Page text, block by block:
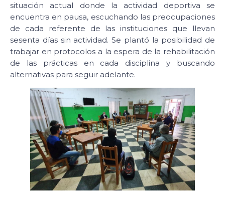
situación actual donde la actividad deportiva se
encuentra en pausa, escuchando las preocupaciones
de cada referente de las instituciones que llevan
sesenta días sin actividad. Se plantó la posibilidad de
trabajar en protocolos a la espera de la rehabilitación
de las prácticas en cada disciplina y buscando
alternativas para seguir adelante.